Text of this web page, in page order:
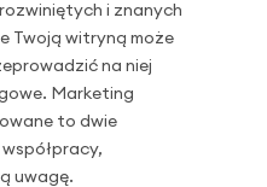
i znanych
Twoją witryną może
na niej
Marketing
to dwie
uwagę.